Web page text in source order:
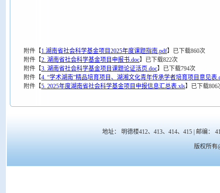
附件【1.湖南省社会科学基金项目2025年度课题指南.pdf】 已下载860次
附件【2. 湖南省社会科学基金项目申报书.doc】 已下载822次
附件【3. 湖南省社会科学基金项目课题论证活页.doc】 已下载794次
附件【4. “学术湖南”精品培育项目、湖湘文化青年传承学者培育项目意见表
附件【5. 2025年度湖南省社会科学基金项目申报信息汇总表.xls】 已下载806
地址： 明德楼412、413、414、415 | 邮编：
版权所有